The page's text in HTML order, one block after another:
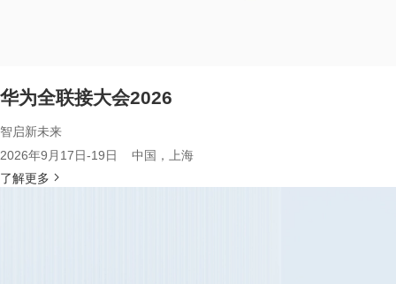
华为全联接大会2026
智启新未来
2026年9月17日-19日 中国，上海
了解更多